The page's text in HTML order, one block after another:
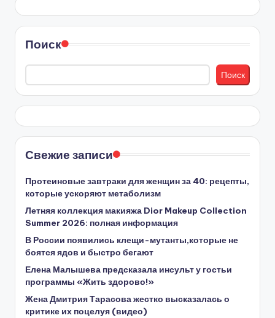
Поиск
Поиск
Свежие записи
Протеиновые завтраки для женщин за 40: рецепты,
которые ускоряют метаболизм
Летняя коллекция макияжа Dior Makeup Collection
Summer 2026: полная информация
В России появились клещи-мутанты,которые не
боятся ядов и быстро бегают
Елена Малышева предсказала инсульт у гостьи
программы «Жить здорово!»
Жена Дмитрия Тарасова жестко высказалась о
критике их поцелуя (видео)